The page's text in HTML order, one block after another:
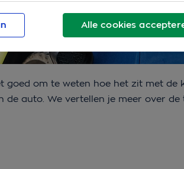
goed om te weten hoe het zit met de
de auto. We vertellen je meer over de
Alle cookies